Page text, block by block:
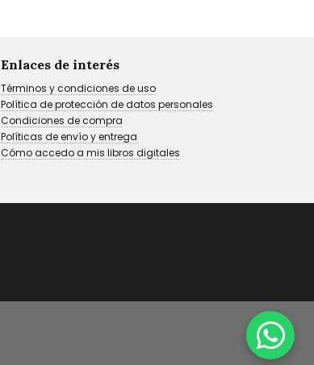
Enlaces de interés
Términos y condiciones de uso
Política de protección de datos personales
Condiciones de compra
Políticas de envío y entrega
Cómo accedo a mis libros digitales